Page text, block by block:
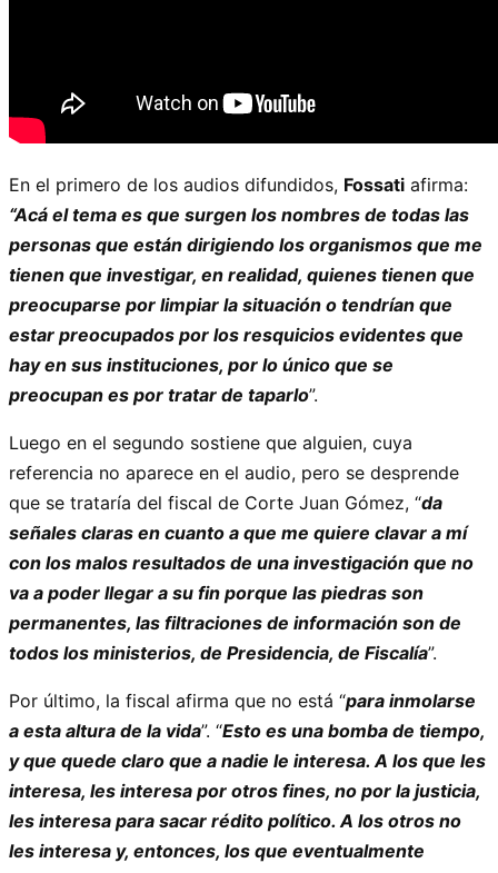
En el primero de los audios difundidos, Fossati afirma:
“Acá el tema es que surgen los nombres de todas las
personas que están dirigiendo los organismos que me
tienen que investigar, en realidad, quienes tienen que
preocuparse por limpiar la situación o tendrían que
estar preocupados por los resquicios evidentes que
hay en sus instituciones, por lo único que se
preocupan es por tratar de taparlo”.
Luego en el segundo sostiene que alguien, cuya
referencia no aparece en el audio, pero se desprende
que se trataría del fiscal de Corte Juan Gómez, “da
señales claras en cuanto a que me quiere clavar a mí
con los malos resultados de una investigación que no
va a poder llegar a su fin porque las piedras son
permanentes, las filtraciones de información son de
todos los ministerios, de Presidencia, de Fiscalía”.
Por último, la fiscal afirma que no está “para inmolarse
a esta altura de la vida”. “Esto es una bomba de tiempo,
y que quede claro que a nadie le interesa. A los que les
interesa, les interesa por otros fines, no por la justicia,
les interesa para sacar rédito político. A los otros no
les interesa y, entonces, los que eventualmente